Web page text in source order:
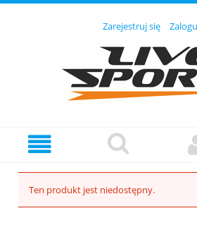
Zarejestruj się
Ten produkt jest niedostępny.